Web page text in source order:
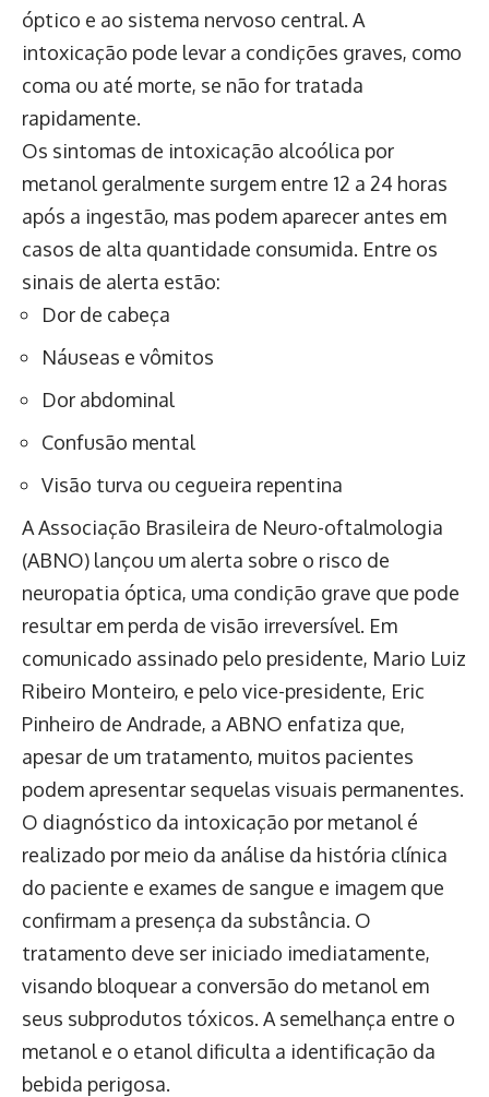
óptico e ao sistema nervoso central. A
intoxicação pode levar a condições graves, como
coma ou até morte, se não for tratada
rapidamente.
Os sintomas de intoxicação alcoólica por
metanol geralmente surgem entre 12 a 24 horas
após a ingestão, mas podem aparecer antes em
casos de alta quantidade consumida. Entre os
sinais de alerta estão:
Dor de cabeça
Náuseas e vômitos
Dor abdominal
Confusão mental
Visão turva ou cegueira repentina
A Associação Brasileira de Neuro-oftalmologia
(ABNO) lançou um alerta sobre o risco de
neuropatia óptica, uma condição grave que pode
resultar em perda de visão irreversível. Em
comunicado assinado pelo presidente, Mario Luiz
Ribeiro Monteiro, e pelo vice-presidente, Eric
Pinheiro de Andrade, a ABNO enfatiza que,
apesar de um tratamento, muitos pacientes
podem apresentar sequelas visuais permanentes.
O diagnóstico da intoxicação por metanol é
realizado por meio da análise da história clínica
do paciente e exames de sangue e imagem que
confirmam a presença da substância. O
tratamento deve ser iniciado imediatamente,
visando bloquear a conversão do metanol em
seus subprodutos tóxicos. A semelhança entre o
metanol e o etanol dificulta a identificação da
bebida perigosa.